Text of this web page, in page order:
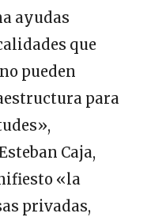
ayudas
que
pueden
para
Caja,
«la
privadas,